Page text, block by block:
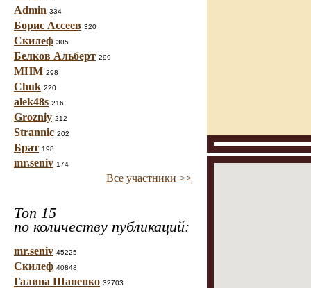
Admin 334
Борис Ассеев 320
Скилеф 305
Белков Альберт 299
МНМ 298
Chuk 220
alek48s 216
Grozniy 212
Strannic 202
Брат 198
mr.seniv 174
Все участники >>
Топ 15
по количеству публикаций:
mr.seniv 45225
Скилеф 40848
Галина Шаненко 32703